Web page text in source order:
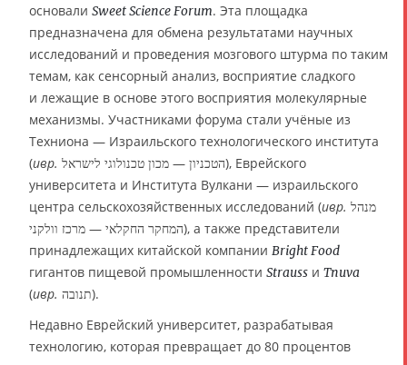
основали Sweet Science Forum. Эта площадка
предназначена для обмена результатами научных
исследований и проведения мозгового штурма по таким
темам, как сенсорный анализ, восприятие сладкого
и лежащие в основе этого восприятия молекулярные
механизмы. Участниками форума стали учёные из
Техниона — Израильского технологического института
(ивр.
университета и Института Вулкани — израильского
центра сельскохозяйственных исследований (ивр.
המחקר החקלאי — מרכז וולקני‎), а также представители
принадлежащих китайской компании Bright Food
гигантов пищевой промышленности Strauss и Tnuva
(ивр.
תנובה).
Недавно Еврейский университет, разрабатывая
технологию, которая превращает до 80 процентов